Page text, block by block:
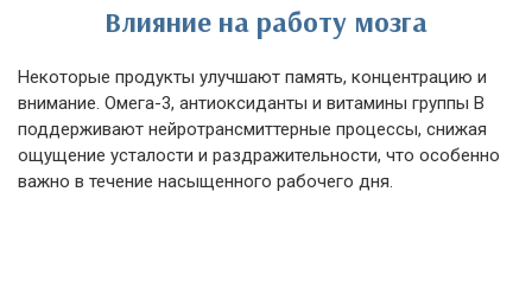
Влияние на работу мозга
Некоторые продукты улучшают память, концентрацию и
внимание. Омега-3, антиоксиданты и витамины группы B
поддерживают нейротрансмиттерные процессы, снижая
ощущение усталости и раздражительности, что особенно
важно в течение насыщенного рабочего дня.